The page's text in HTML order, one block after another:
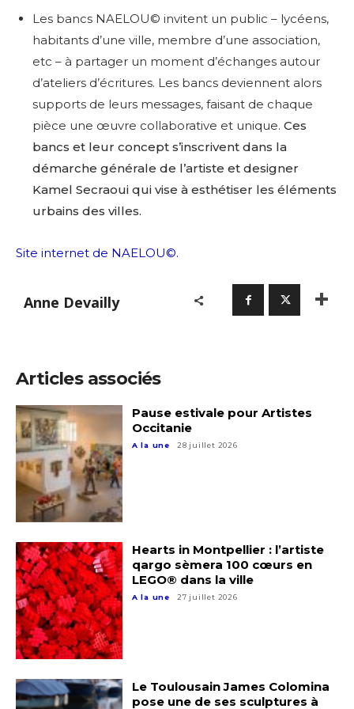
Adresse email*
Nom
Les bancs NAELOU© invitent un public – lycéens,
habitants d’une ville, membre d’une association,
etc – à partager un moment d’échanges autour
d’ateliers d’écritures. Les bancs deviennent alors
supports de leurs messages, faisant de chaque
pièce une œuvre collaborative et unique. Ces
bancs et leur concept s’inscrivent dans la
démarche générale de l’artiste et designer
Kamel Secraoui qui vise à esthétiser les éléments
urbains des villes.
Site internet de NAELOU©.
Anne Devailly
Articles associés
Pause estivale pour Artistes
Occitanie
A la une 28 juillet 2026
Hearts in Montpellier : l’artiste
qargo sèmera 100 cœurs en
LEGO® dans la ville
A la une 27 juillet 2026
Le Toulousain James Colomina
pose une de ses sculptures à